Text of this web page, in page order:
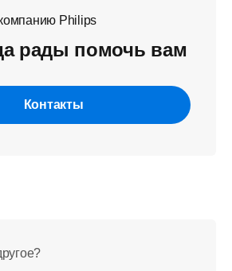
Philips
рады помочь вам
Контакты